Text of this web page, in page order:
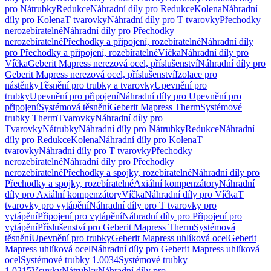
pro NátrubkyRedukceNáhradní díly pro RedukceKolenaNáhradní
díly pro KolenaT tvarovkyNáhradní díly pro T tvarovkyPřechodky
nerozebíratelnéNáhradní díly pro Přechodky
nerozebíratelnéPřechodky a připojení, rozebíratelnéNáhradní díly
pro Přechodky a připojení, rozebíratelnéVíčkaNáhradní díly pro
VíčkaGeberit Mapress nerezová ocel, příslušenstvíNáhradní díly pro
Geberit Mapress nerezová ocel, příslušenstvíIzolace pro
nástěnkyTěsnění pro trubky a tvarovkyUpevnění pro
trubkyUpevnění pro připojeníNáhradní díly pro Upevnění pro
připojeníSystémová těsněníGeberit Mapress ThermSystémové
trubky ThermTvarovkyNáhradní díly pro
TvarovkyNátrubkyNáhradní díly pro NátrubkyRedukceNáhradní
díly pro RedukceKolenaNáhradní díly pro KolenaT
tvarovkyNáhradní díly pro T tvarovkyPřechodky
nerozebíratelnéNáhradní díly pro Přechodky
nerozebíratelnéPřechodky a spojky, rozebíratelnéNáhradní díly pro
Přechodky a spojky, rozebíratelnéAxiální kompenzátoryNáhradní
díly pro Axiální kompenzátoryVíčkaNáhradní díly pro VíčkaT
tvarovky pro vytápěníNáhradní díly pro T tvarovky pro
vytápěníPřipojení pro vytápěníNáhradní díly pro Připojení pro
vytápěníPříslušenství pro Geberit Mapress ThermSystémová
těsněníUpevnění pro trubkyGeberit Mapress uhlíková ocelGeberit
Mapress uhlíková ocelNáhradní díly pro Geberit Mapress uhlíková
ocelSystémové trubky 1.0034Systémové trubky